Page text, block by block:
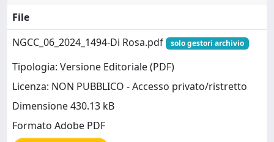
File
NGCC_06_2024_1494-Di Rosa.pdf
solo gestori archivio
Tipologia: Versione Editoriale (PDF)
Licenza: NON PUBBLICO - Accesso privato/ristretto
Dimensione 430.13 kB
Formato Adobe PDF